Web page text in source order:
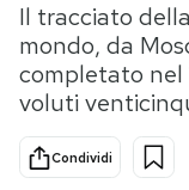
Tecnologia
Internet
Scienza
Cultura
Economia
Il tracciato
mondo, da
completato nel
voluti
Condividi